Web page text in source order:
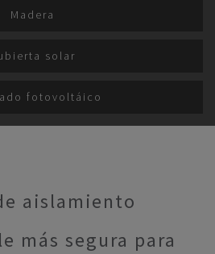
Madera
solar
fotovoltáico
aislamiento
más segura para